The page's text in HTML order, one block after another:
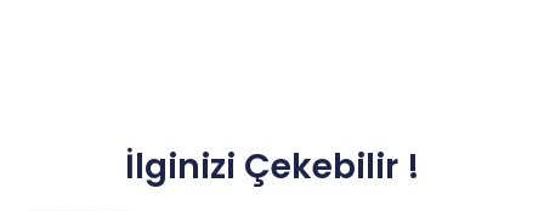
İlginizi Çekebilir !